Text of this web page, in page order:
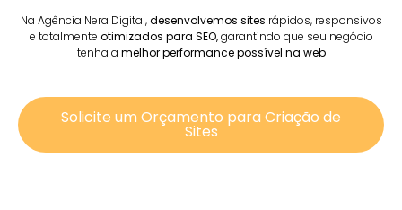
Na Agência Nera Digital,desenvolvemos sites rápidos, responsivos
e totalmente otimizados para SEO,garantindo que seu negócio
tenha a melhor performance possível na web
Solicite um Orçamento para Criação de
Sites